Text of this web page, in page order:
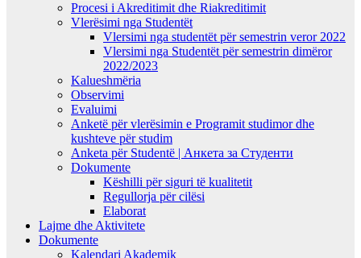
Procesi i Akreditimit dhe Riakreditimit
Vlerësimi nga Studentët
Vlersimi nga studentët për semestrin veror 2022
Vlersimi nga Studentët për semestrin dimëror
2022/2023
Kalueshmëria
Observimi
Evaluimi
Anketë për vlerësimin e Programit studimor dhe
kushteve për studim
Anketa për Studentë | Анкета за Студенти
Dokumente
Këshilli për siguri të kualitetit
Regullorja për cilësi
Elaborat
Lajme dhe Aktivitete
Dokumente
Kalendari Akademik